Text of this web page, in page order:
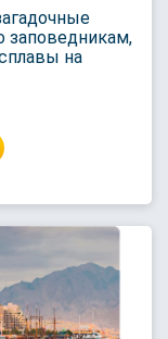
заповедникам,
на